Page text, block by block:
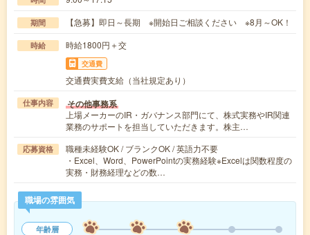
期間 【急募】即日～長期 ※開始日ご相談ください ※8月～OK！
時給 時給1800円＋交
交通費
交通費実費支給（当社規定あり）
仕事内容 その他事務系
上場メーカーのIR・ガバナンス部門にて、株式実務やIR関連
業務のサポートを担当していただきます。株主…
応募資格
職種未経験OK / ブランクOK / 英語力不要
・Excel、Word、PowerPointの実務経験※Excelは関数程度の
実務・財務経理などの数…
職場の雰囲気
年齢層